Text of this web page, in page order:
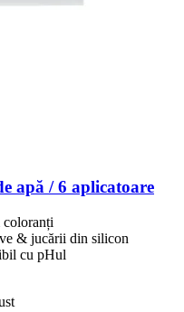
apă / 6 aplicatoare
& jucării din silicon
cu pHul